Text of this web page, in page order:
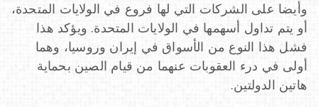
وأيضا على الشركات التي لها فروع في الولايات المتحدة،
أو يتم تداول أسهمها في الولايات المتحدة. ويؤكد هذا
فشل هذا النوع من الأسواق في إيران وروسيا، وهما
أولى في درء العقوبات عنهما من قيام الصين بحماية
هاتين الدولتين.